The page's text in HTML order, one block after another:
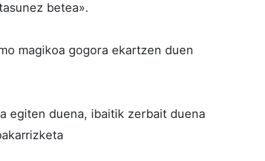
betea».
magikoa gogora ekartzen duen
egiten duena, ibaitik zerbait duena